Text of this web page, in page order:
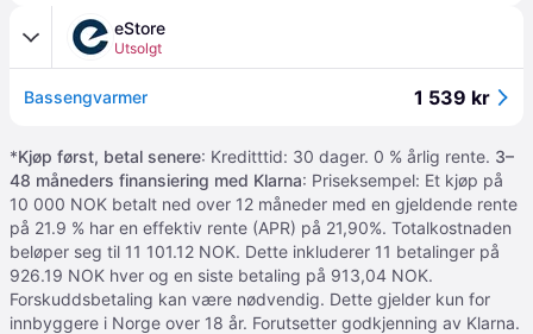
eStore
Utsolgt
Bassengvarmer 1 539 kr
*Kjøp først, betal senere: Kreditttid: 30 dager. 0 % årlig rente. 3–
48 måneders finansiering med Klarna: Priseksempel: Et kjøp på
10 000 NOK betalt ned over 12 måneder med en gjeldende rente
på 21.9 % har en effektiv rente (APR) på 21,90%. Totalkostnaden
beløper seg til 11 101.12 NOK. Dette inkluderer 11 betalinger på
926.19 NOK hver og en siste betaling på 913,04 NOK.
Forskuddsbetaling kan være nødvendig. Dette gjelder kun for
innbyggere i Norge over 18 år. Forutsetter godkjenning av Klarna.